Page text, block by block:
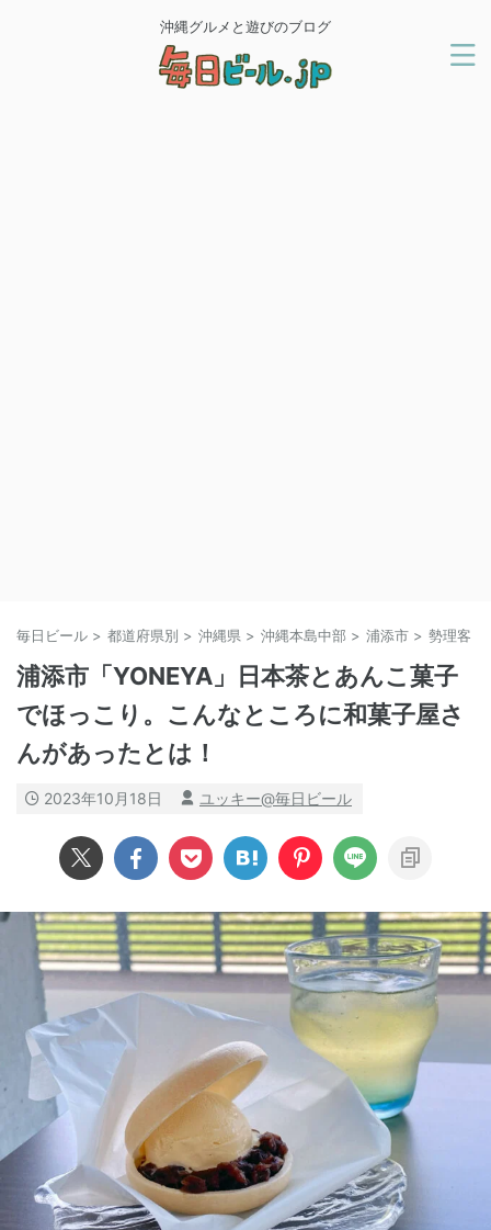
沖縄グルメと遊びのブログ
毎日ビール > 都道府県別 > 沖縄県 > 沖縄本島中部 > 浦添市 > 勢理客
浦添市「YONEYA」日本茶とあんこ菓子
でほっこり。こんなところに和菓子屋さ
んがあったとは！
2023年10月18日 ユッキー@毎日ビール